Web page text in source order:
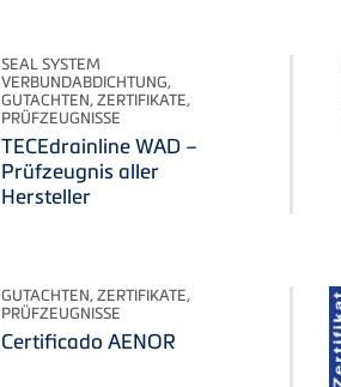
SEAL SYSTEM
VERBUNDABDICHTUNG,
GUTACHTEN, ZERTIFIKATE,
PRÜFZEUGNISSE
TECEdrainline WAD –
Prüfzeugnis aller
Hersteller
GUTACHTEN, ZERTIFIKATE,
PRÜFZEUGNISSE
Certificado AENOR